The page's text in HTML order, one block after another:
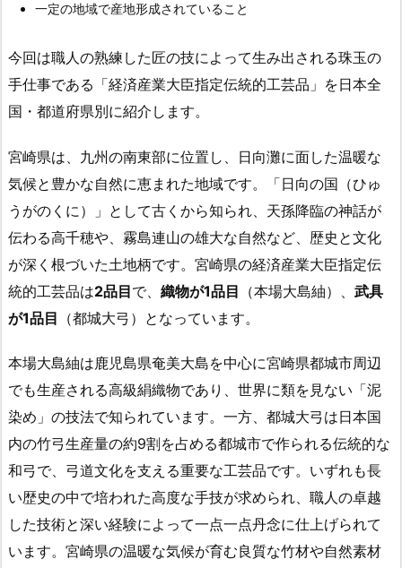
一定の地域で産地形成されていること
今回は職人の熟練した匠の技によって生み出される珠玉の
手仕事である「経済産業大臣指定伝統的工芸品」を日本全
国・都道府県別に紹介します。
宮崎県は、九州の南東部に位置し、日向灘に面した温暖な
気候と豊かな自然に恵まれた地域です。「日向の国（ひゅ
うがのくに）」として古くから知られ、天孫降臨の神話が
伝わる高千穂や、霧島連山の雄大な自然など、歴史と文化
が深く根づいた土地柄です。宮崎県の経済産業大臣指定伝
統的工芸品は2品目で、 織物が1品目 （本場大島紬）、 武具
が1品目 （都城大弓）となっています。
本場大島紬は鹿児島県奄美大島を中心に宮崎県都城市周辺
でも生産される高級絹織物であり、世界に類を見ない「泥
染め」の技法で知られています。一方、都城大弓は日本国
内の竹弓生産量の約9割を占める都城市で作られる伝統的な
和弓で、弓道文化を支える重要な工芸品です。いずれも長
い歴史の中で培われた高度な手技が求められ、職人の卓越
した技術と深い経験によって一点一点丹念に仕上げられて
います。宮崎県の温暖な気候が育む良質な竹材や自然素材